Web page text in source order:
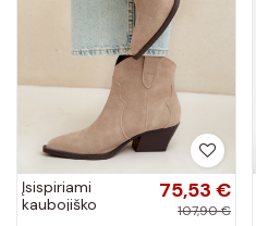
Įsispiriami
kaubojiško
75,53 €
107,90 €